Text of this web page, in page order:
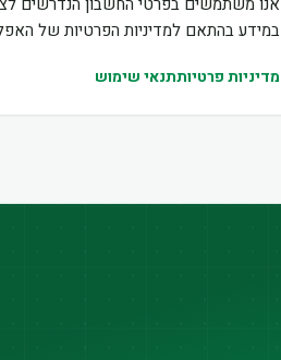
במידע בהתאם למדיניות הפרטיות של
מדיניות פרטיותתנאי שימוש